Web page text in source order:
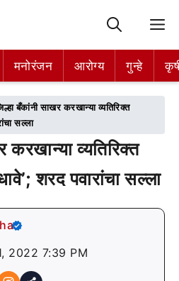
मनोरंजन आरोग्य गुन्हे
मनोरंजन आरोग्य गुन्हे
बँकांनी साखर करखान्या व्यतिरिक्त
सल्ला
करखान्या व्यतिरिक्त
शरद पवारांचा सल्ला
2022 7:39 PM